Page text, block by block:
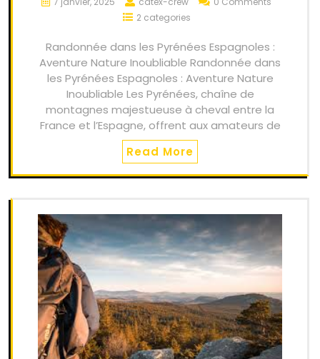
2 categories
Randonnée dans les Pyrénées Espagnoles :
Aventure Nature Inoubliable Randonnée dans
les Pyrénées Espagnoles : Aventure Nature
Inoubliable Les Pyrénées, chaîne de
montagnes majestueuse à cheval entre la
France et l’Espagne, offrent aux amateurs de
Read More